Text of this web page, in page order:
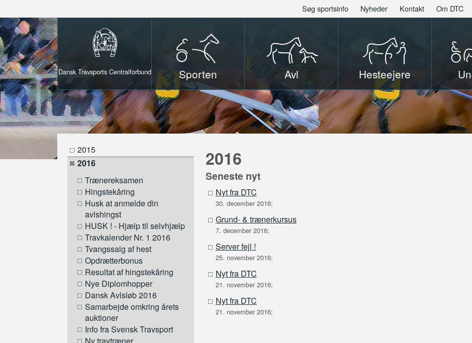
Søg sportsinfo Nyheder Kontakt Om DTC
Dansk Travsports Centralforbund Sporten Avl Hesteejere
2015
2016
Trænereksamen
Hingstekåring
Husk at anmelde din
avlshingst
HUSK ! - Hjælp til selvhjælp
Travkalender Nr. 1 2016
Tvangssalg af hest
Opdrætterbonus
Resultat af hingstekåring
Nye Diplomhopper
Dansk Avlsløb 2016
Samarbejde omkring årets
auktioner
Info fra Svensk Travsport
2016
Seneste nyt
Nyt fra DTC
30. december 2016;
Grund- & trænerkursus
7. december 2016;
Server fejl !
25. november 2016;
Nyt fra DTC
21. november 2016;
Nyt fra DTC
21. november 2016;